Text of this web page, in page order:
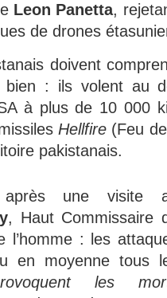
Leon Panetta,
de drones
doivent
: ils volent au
à plus de 10 000
Hellfire (Feu
pakistanais.
après une visite
, Haut Commissaire
l’homme : les
en moyenne tous
les